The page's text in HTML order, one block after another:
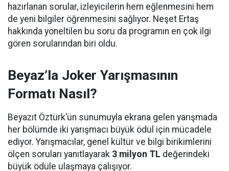
hazırlanan sorular, izleyicilerin hem eğlenmesini hem
de yeni bilgiler öğrenmesini sağlıyor. Neşet Ertaş
hakkında yöneltilen bu soru da programın en çok ilgi
gören sorularından biri oldu.
Beyaz’la Joker Yarışmasının
Formatı Nasıl?
Beyazıt Öztürk’ün sunumuyla ekrana gelen yarışmada
her bölümde iki yarışmacı büyük ödül için mücadele
ediyor. Yarışmacılar, genel kültür ve bilgi birikimlerini
ölçen soruları yanıtlayarak 3 milyon TL değerindeki
büyük ödüle ulaşmaya çalışıyor.